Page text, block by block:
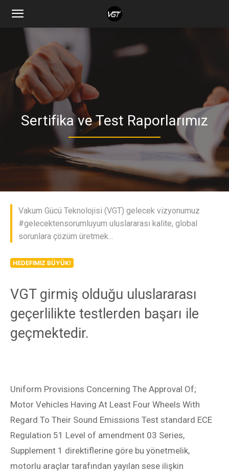
Sertifika ve Test Raporlarımız
Vakum Gücü Teknolojisi (VGT) gelecek vizyonumuz
#gelecektensorumluyum uluslararası kalite, global
sorunlara çözüm üretmek...
HEDEFIMIZ BÜYÜK!
VGT girmiş olduğu uluslararası
geçerlilikte testlerden başarı ile
geçmektedir.
Uniform Provisions Concerning The Approval Of;
Motor Vehicles Having At Least Four Wheels With
Regard To Their Sound Emissions Test standard ECE
Regulation 51 Level of amendment 03 Series,
Supplement 1 direktiflerine göre bu yönetmelik,
motorlu araçlar tarafından yayılan sese ilişkin